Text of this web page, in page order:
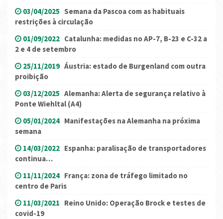
03/04/2025 Semana da Pascoa com as habituais
restrições à circulação
01/09/2022 Catalunha: medidas no AP-7, B-23 e C-32 a
2 e 4 de setembro
25/11/2019 Áustria: estado de Burgenland com outra
proibição
03/12/2025 Alemanha: Alerta de segurança relativo à
Ponte Wiehltal (A4)
05/01/2024 Manifestações na Alemanha na próxima
semana
14/03/2022 Espanha: paralisação de transportadores
continua…
11/11/2024 França: zona de tráfego limitado no
centro de Paris
11/03/2021 Reino Unido: Operação Brock e testes de
covid-19